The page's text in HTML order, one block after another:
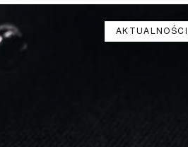
AKTUALNOŚCI